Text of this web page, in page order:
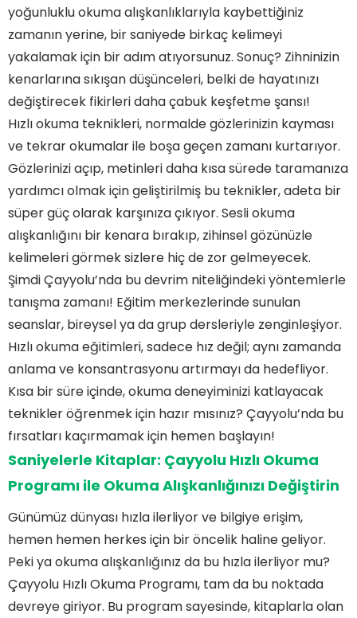
yoğunluklu okuma alışkanlıklarıyla kaybettiğiniz
zamanın yerine, bir saniyede birkaç kelimeyi
yakalamak için bir adım atıyorsunuz. Sonuç? Zihninizin
kenarlarına sıkışan düşünceleri, belki de hayatınızı
değiştirecek fikirleri daha çabuk keşfetme şansı!
Hızlı okuma teknikleri, normalde gözlerinizin kayması
ve tekrar okumalar ile boşa geçen zamanı kurtarıyor.
Gözlerinizi açıp, metinleri daha kısa sürede taramanıza
yardımcı olmak için geliştirilmiş bu teknikler, adeta bir
süper güç olarak karşınıza çıkıyor. Sesli okuma
alışkanlığını bir kenara bırakıp, zihinsel gözünüzle
kelimeleri görmek sizlere hiç de zor gelmeyecek.
Şimdi Çayyolu’nda bu devrim niteliğindeki yöntemlerle
tanışma zamanı! Eğitim merkezlerinde sunulan
seanslar, bireysel ya da grup dersleriyle zenginleşiyor.
Hızlı okuma eğitimleri, sadece hız değil; aynı zamanda
anlama ve konsantrasyonu artırmayı da hedefliyor.
Kısa bir süre içinde, okuma deneyiminizi katlayacak
teknikler öğrenmek için hazır mısınız? Çayyolu’nda bu
fırsatları kaçırmamak için hemen başlayın!
Saniyelerle Kitaplar: Çayyolu Hızlı Okuma
Programı ile Okuma Alışkanlığınızı Değiştirin
Günümüz dünyası hızla ilerliyor ve bilgiye erişim,
hemen hemen herkes için bir öncelik haline geliyor.
Peki ya okuma alışkanlığınız da bu hızla ilerliyor mu?
Çayyolu Hızlı Okuma Programı, tam da bu noktada
devreye giriyor. Bu program sayesinde, kitaplarla olan